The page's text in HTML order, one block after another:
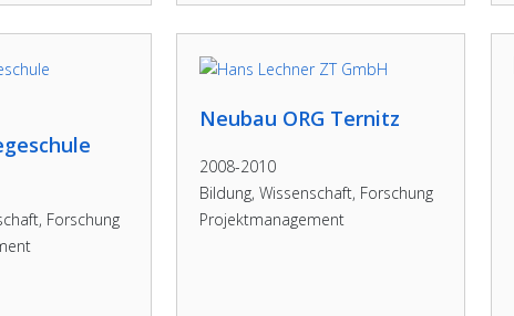
Forschung
Neubau ORG Ternitz
2008-2010
Bildung, Wissenschaft, Forschung
Projektmanagement